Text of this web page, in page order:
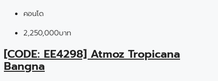
คอนโด
2,250,000บาท
[CODE: EE4298] Atmoz Tropicana
Bangna